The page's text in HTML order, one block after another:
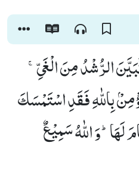
الرُّشْدُ مِنَ الْغَیِّۚ-
بِاللّٰهِ فَقَدِ اسْتَمْسَكَ
لَهَاؕ-وَ اللّٰهُ سَمِیْعٌ